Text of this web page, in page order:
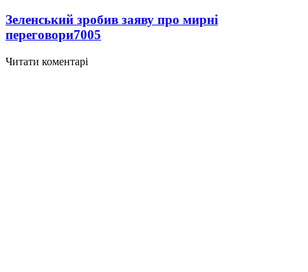
Зеленський зробив заяву про мирні
переговори7005
Читати коментарі